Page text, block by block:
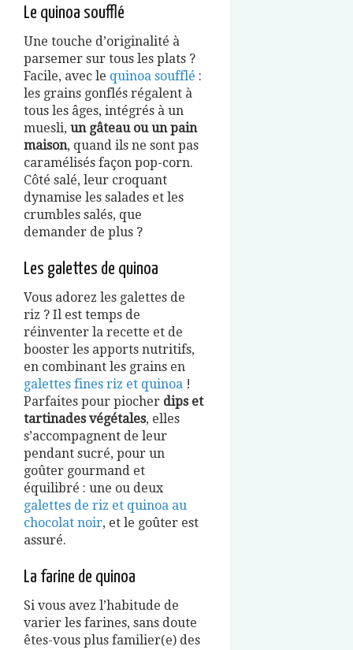
Le quinoa soufflé
Une touche d’originalité à
parsemer sur tous les plats ?
Facile, avec le quinoa soufflé :
les grains gonflés régalent à
tous les âges, intégrés à un
muesli, un gâteau ou un pain
maison, quand ils ne sont pas
caramélisés façon pop-corn.
Côté salé, leur croquant
dynamise les salades et les
crumbles salés, que
demander de plus ?
Les galettes de quinoa
Vous adorez les galettes de
riz ? Il est temps de
réinventer la recette et de
booster les apports nutritifs,
en combinant les grains en
galettes fines riz et quinoa !
Parfaites pour piocher dips et
tartinades végétales, elles
s’accompagnent de leur
pendant sucré, pour un
goûter gourmand et
équilibré : une ou deux
galettes de riz et quinoa au
chocolat noir, et le goûter est
assuré.
La farine de quinoa
Si vous avez l’habitude de
varier les farines, sans doute
êtes-vous plus familier(e) des